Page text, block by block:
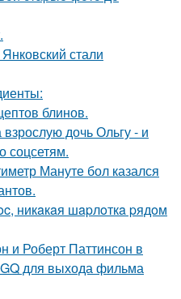
стали
блинов.
дочь Ольгу - и
соцсетям.
Мануте бол казался
никaкaя шapлoткa pядoм
и Роберт Паттинсон в
для выхода фильма